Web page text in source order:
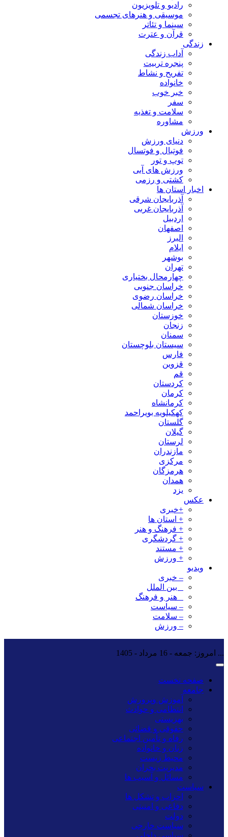
رادیو و تلویزیون
موسیقی و هنرهای تجسمی
سینما و تئاتر
قرآن و عترت
زندگی
آداب زندگی
پنجره تربیت
تفریح و نشاط
خانواده
خبر خوب
سفر
سلامت و تغذیه
مشاوره
ورزش
دنیای ورزش
فوتبال و فوتسال
توپ و تور
ورزش های آبی
کشتی و رزمی
اخبار استان ها
آذربایجان شرقی
آذربایجان غربی
اردبیل
اصفهان
البرز
ایلام
بوشهر
تهران
چهارمحال بختیاری
خراسان جنوبی
خراسان رضوی
خراسان شمالی
خوزستان
زنجان
سمنان
سیستان بلوچستان
فارس
قزوین
قم
کردستان
کرمان
کرمانشاه
کهکیلویه بویراحمد
گلستان
گیلان
لرستان
مازندران
مرکزی
هرمزگان
همدان
یزد
عکس
+خبری
+ استان ها
+ فرهنگ و هنر
+ گردشگری
+ مستند
+ ورزش
ویدیو
– خبری
_ بین الملل
_ هنر و فرهنگ
– سیاست
– سلامت
– ورزش
... امروز: جمعه - 16 مرداد - 1405
صفحه نخست
جامعه
آموزش وپرورش
انتظامی و حوادث
بهزیستی
حقوقی و قضائی
رفاه و تأمین اجتماعی
زنان و خانواده
محیط زیست
مدیریت بحران
مسائل و آسیب ها
سیاست
احزاب و تشکل ها
دفاعی و امنیتی
دولت
سیاست خارجی
سیاسی داخلی